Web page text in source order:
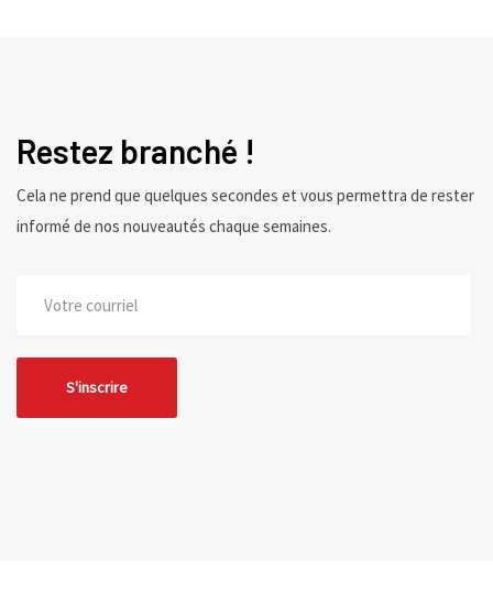
Restez branché !
Cela ne prend que quelques secondes et vous permettra de rester
informé de nos nouveautés chaque semaines.